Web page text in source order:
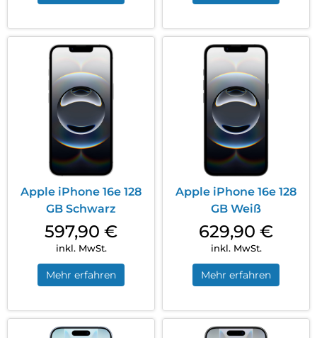
Apple iPhone 16e 128
GB Schwarz
597,90 €
inkl. MwSt.
Mehr erfahren
Apple iPhone 16e 128
GB Weiß
629,90 €
inkl. MwSt.
Mehr erfahren